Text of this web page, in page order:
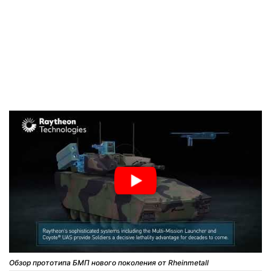
Обзор прототипа БМП нового поколения от Rheinmetall